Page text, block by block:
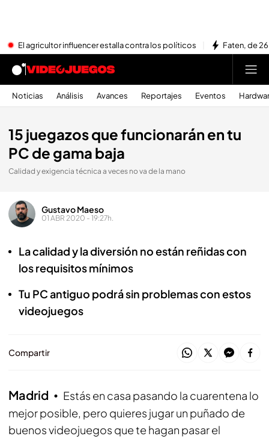
El agricultor influencer estalla contra los políticos Faten, de
Noticias Análisis Avances Reportajes Eventos
15 juegazos que funcionarán en tu
PC de gama baja
Calidad y exigencia técnica a veces no va de la mano
Gustavo Maeso
01 ABR 2020 - 19:27h.
La calidad y la diversión no están reñidas con
los requisitos mínimos
Tu PC antiguo podrá sin problemas con estos
videojuegos
Compartir
Madrid
Estás en casa pasando la cuarentena lo
mejor posible, pero quieres jugar un puñado de
buenos videojuegos que te hagan pasar el